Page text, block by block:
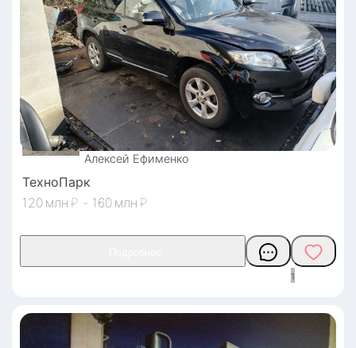
Алексей Ефименко
ТехноПарк
120
₽ - 160 ₽
1